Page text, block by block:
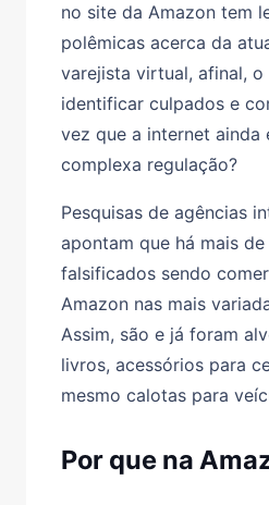
no site da Amazon tem
polêmicas acerca da
varejista virtual, afinal, o
identificar culpados e
vez que a internet ainda
complexa regulação?
Pesquisas de agências
apontam que há mais
falsificados sendo
Amazon nas mais
Assim, são e já foram
livros, acessórios para
mesmo calotas para
Por que na